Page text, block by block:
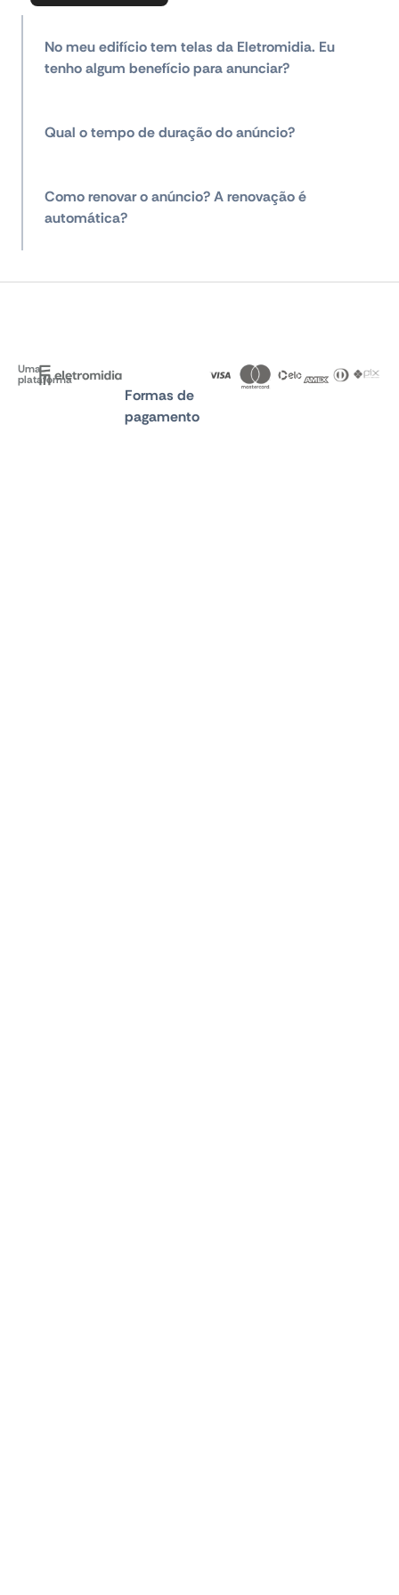
No meu edifício tem telas da Eletromidia. Eu
tenho algum benefício para anunciar?
Qual o tempo de duração do anúncio?
Como renovar o anúncio? A renovação é
automática?
Uma
plataforma
Formas de
pagamento